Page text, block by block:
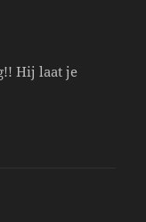
Hij laat je